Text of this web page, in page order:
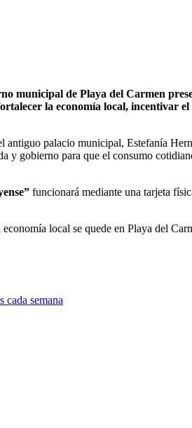
municipal de Playa del Carmen
la economía local, incentivar
palacio municipal, Estefanía
y gobierno para que el consumo
funcionará mediante una tarjeta
local se quede en Playa del
cada semana